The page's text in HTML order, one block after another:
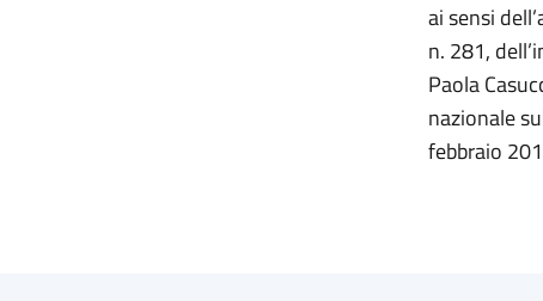
ai sensi
n. 281,
Paola
nazionale
febbraio